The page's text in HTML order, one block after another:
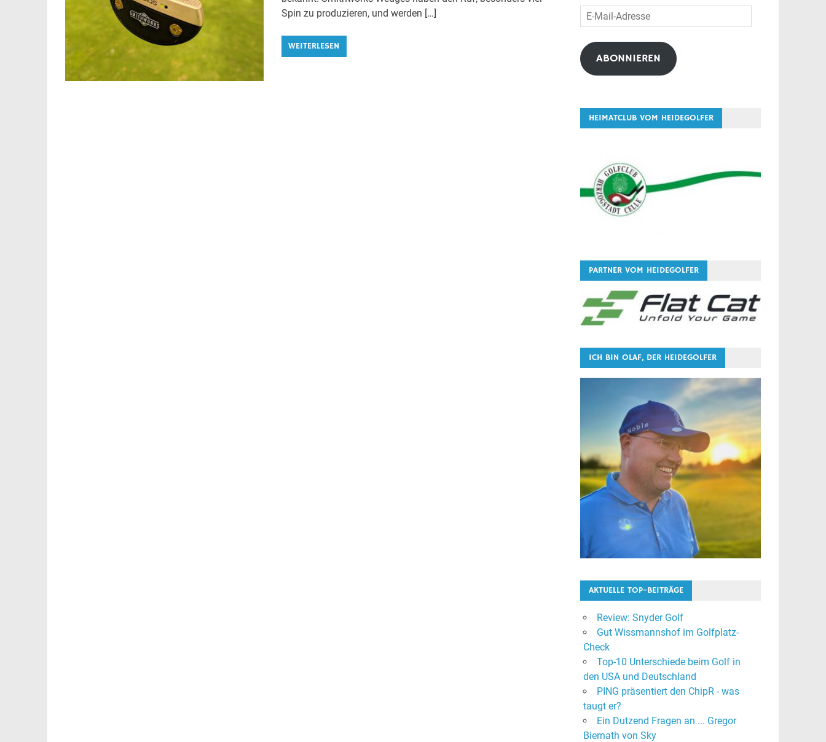
Spin zu produzieren, und werden […]
WEITERLESEN
E-
Mail-
Adresse
ABONNIEREN
HEIMATCLUB VOM HEIDEGOLFER
PARTNER VOM HEIDEGOLFER
ICH BIN OLAF, DER HEIDEGOLFER
AKTUELLE TOP-BEITRÄGE
Review: Snyder Golf
Gut Wissmannshof im Golfplatz-
Check
Top-10 Unterschiede beim Golf in
den USA und Deutschland
PING präsentiert den ChipR - was
taugt er?
Ein Dutzend Fragen an ... Gregor
Biernath von Sky